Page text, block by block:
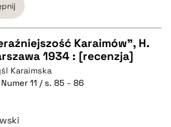
Karaimów", H.
1934 : [recenzja]
Karaimska
11 / s. 85 - 86